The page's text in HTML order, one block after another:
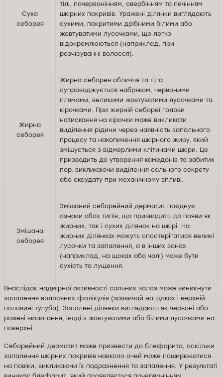
Суха
себорея
тілі, почервонінням, свербінням та печінням
шкірних покривів. Уражені ділянки виглядають
сухими, покритими дрібними білими або
жовтуватими лусочками, що легко
відокремлюються (наприклад, при
розчісуванні волосся).
Жирна
себорея
Жирна себорея обличчя та тіла
супроводжується набряком, червоними
плямами, великими жовтуватими лусочками та
кірочками. При жирній себореї голови
натискання на кірочки може викликати
виділення рідини через наявність запального
процесу та накопичення шкірного жиру, який
змішується з відмерлими клітинами шкіри. Це
призводить до утворення комедонів та забитих
пор, викликаючи виділення сального секрету
або ексудату при механічному впливі.
Змішана
себорея
Змішаний себорейний дерматит поєднує
ознаки обох типів, що призводить до появи як
жирних, так і сухих ділянок на шкірі. На
жирних ділянках можуть спостерігатися великі
лусочки та запалення, а в інших зонах
(наприклад, на щоках або чолі) може бути
сухість та лущення.
Внаслідок надмірної активності сальних залоз може виникнути
запалення волосяних фолікулів (зазвичай на щоках і верхній
половині тулуба). Запалені ділянки виглядають як червоні або
рожеві висипання, іноді з жовтуватими або білими лусочками на
поверхні.
Себорейний дерматит може призвести до блефарита, оскільки
запалення шкірних покривів навколо очей може поширюватися
на повіки, викликаючи їх подразнення та запалення. У результаті